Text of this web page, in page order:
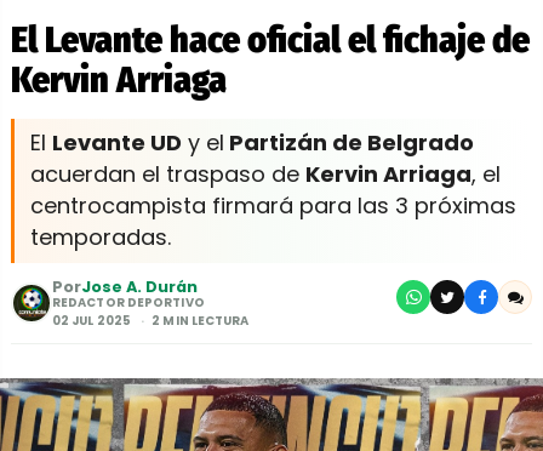
El Levante hace oficial el fichaje de
Kervin Arriaga
El Levante UD y el Partizán de Belgrado
acuerdan el traspaso de Kervin Arriaga, el
centrocampista firmará para las 3 próximas
temporadas.
PorJose A. Durán
REDACTOR DEPORTIVO
02 JUL 2025
2 MIN LECTURA